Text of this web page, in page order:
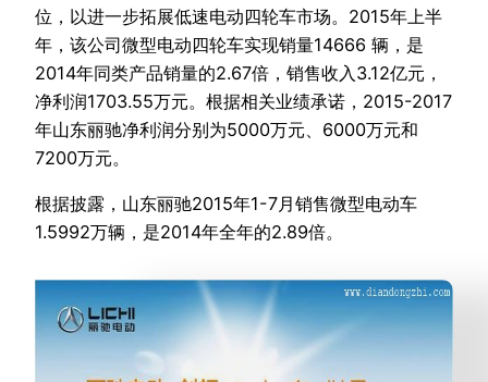
位，以进一步拓展低速电动四轮车市场。2015年上半
年，该公司微型电动四轮车实现销量14666 辆，是
2014年同类产品销量的2.67倍，销售收入3.12亿元，
净利润1703.55万元。根据相关业绩承诺，2015-2017
年山东丽驰净利润分别为5000万元、6000万元和
7200万元。
根据披露，山东丽驰2015年1-7月销售微型电动车
1.5992万辆，是2014年全年的2.89倍。